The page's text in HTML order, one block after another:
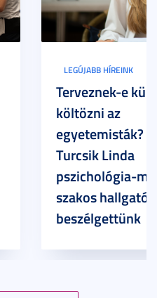
LEGÚJABB HÍREINK
Terveznek-e
költözni az
egyetemisták? –
Turcsik Linda
pszichológia-
szakos
beszélgettünk